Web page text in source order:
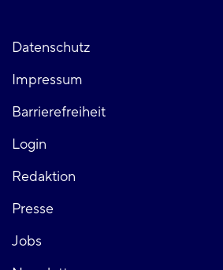
Fußzeile
links
Datenschutz
Impressum
Barrierefreiheit
Login
Fußzeile
rechts
Redaktion
Presse
Jobs